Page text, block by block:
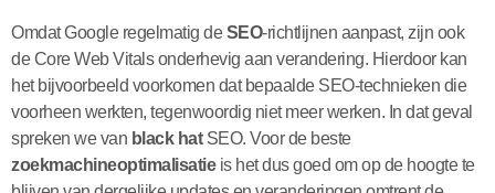
Omdat Google regelmatig deSEO-richtlijnen aanpast, zijn ook
de Core Web Vitals onderhevig aan verandering. Hierdoor kan
het bijvoorbeeld voorkomen dat bepaalde SEO-technieken die
voorheen werkten, tegenwoordig niet meer werken. In dat geval
spreken we van black hatSEO. Voor de beste
zoekmachineoptimalisatieis het dus goed om op de hoogte te